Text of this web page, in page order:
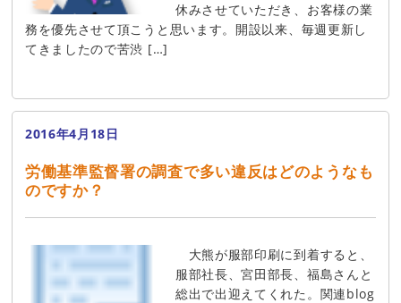
休みさせていただき、お客様の業
務を優先させて頂こうと思います。開設以来、毎週更新し
てきましたので苦渋 […]
2016年4月18日
労働基準監督署の調査で多い違反はどのようなも
のですか？
大熊が服部印刷に到着すると、
服部社長、宮田部長、福島さんと
総出で出迎えてくれた。関連blog